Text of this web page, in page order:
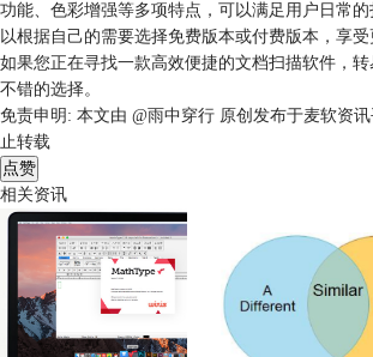
功能、色彩增强等多项特点，可以满足用户日常
以根据自己的需要选择免费版本或付费版本，享受
如果您正在寻找一款高效便捷的文档扫描软件，
不错的选择。
免责申明: 本文由 @雨中穿行 原创发布于麦软资
止转载
点赞
相关资讯